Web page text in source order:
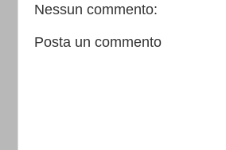
Nessun commento:
Posta un commento